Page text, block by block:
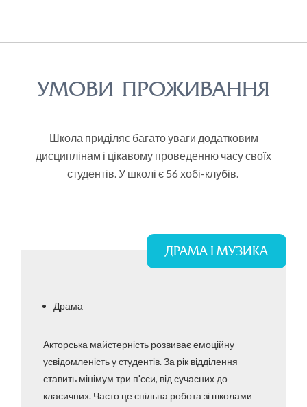
УМОВИ ПРОЖИВАННЯ
Школа приділяє багато уваги додатковим
дисциплінам і цікавому проведенню часу своїх
студентів. У школі є 56 хобі-клубів.
ДРАМА І МУЗИКА
Драма
Акторська майстерність розвиває емоційну
усвідомленість у студентів. За рік відділення
ставить мінімум три п'єси, від сучасних до
класичних. Часто це спільна робота зі школами